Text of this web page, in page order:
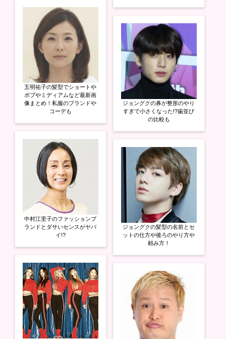
五明祐子の髪型でショートや
ボブやミディアムなど最新画
像まとめ！私服のブランドや
コーデも
中村江里子のファッションブ
ランドとダサいセンスがヤバ
イ!?
ジョングクの鼻が整形のやり
すぎで小さくなった!?歯並び
の比較も
ジョングクの髪型の名前とセ
ットの仕方や後ろのやり方や
頼み方！